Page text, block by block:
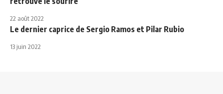
22 août 2022
Le dernier caprice de Sergio Ramos et Pilar Rubio
13 juin 2022